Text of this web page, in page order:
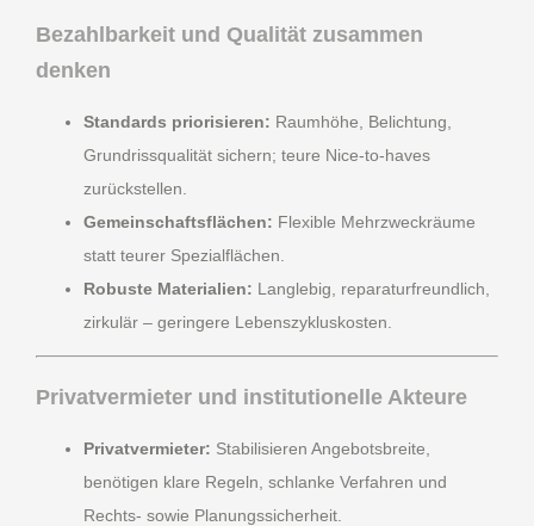
Bezahlbarkeit und Qualität zusammen
denken
Standards priorisieren: Raumhöhe, Belichtung,
Grundrissqualität sichern; teure Nice-to-haves
zurückstellen.
Gemeinschaftsflächen: Flexible Mehrzweckräume
statt teurer Spezialflächen.
Robuste Materialien: Langlebig, reparaturfreundlich,
zirkulär – geringere Lebenszykluskosten.
Privatvermieter und institutionelle Akteure
Privatvermieter: Stabilisieren Angebotsbreite,
benötigen klare Regeln, schlanke Verfahren und
Rechts- sowie Planungssicherheit.